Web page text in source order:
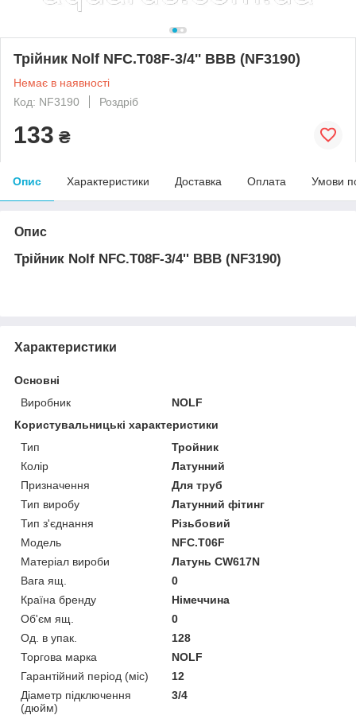
Трійник Nolf NFC.T08F-3/4'' ВВВ (NF3190)
Немає в наявності
Код: NF3190
Роздріб
133 ₴
Опис Характеристики Доставка Оплата Умови
Опис
Трійник Nolf NFC.T08F-3/4'' ВВВ (NF3190)
Характеристики
Основні
Виробник
NOLF
Користувальницькі характеристики
Тип
Тройник
Колір
Латунний
Призначення
Для труб
Тип виробу
Латунний фітинг
Тип з'єднання
Різьбовий
Мoдель
NFC.T06F
Матеріал вироби
Латунь CW617N
Вага ящ.
0
Країна бренду
Німеччина
Об'єм ящ.
0
Од. в упак.
128
Торгова марка
NOLF
Гарантійний період (міс)
12
Діаметр підключення
(дюйм)
3/4